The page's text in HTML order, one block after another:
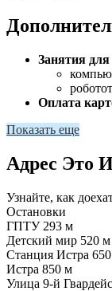
Занятия для
Оплата
Показать еще
Адрес Это
Узнайте, как
Остановки
ГПТУ 293 м
Детский мир 520 м
Станция Истра
Истра 850 м
Улица 9-й